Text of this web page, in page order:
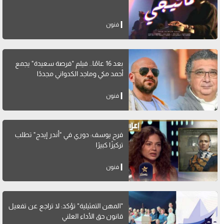
فنون
بعد 16 عامًا.. فيلم "فرصة سعيدة" يجمع
أحمد مكي وماجد الكدواني مجددًا
فنون
فرح يوسف: دوري في "أندر إيدج" تطلب
تركيزًا كبيرًا
فنون
"المهن التمثيلية" تؤكد: لا تراجع عن تفعيل
قانون حق الأداء العلني